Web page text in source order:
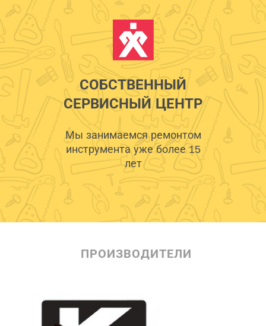
СОБСТВЕННЫЙ
СЕРВИСНЫЙ ЦЕНТР
Мы занимаемся ремонтом
инструмента уже более 15
лет
ПРОИЗВОДИТЕЛИ